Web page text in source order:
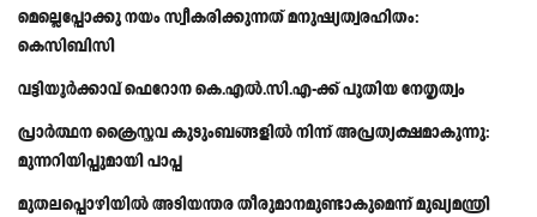
മെല്ലെപ്പോക്കു നയം സ്വീകരിക്കുന്നത് മനുഷ്യത്വരഹിതം:
കെസിബിസി
വട്ടിയൂർക്കാവ് ഫെറോന കെ.എൽ.സി.എ-ക്ക് പുതിയ നേതൃത്വം
പ്രാര്‍ത്ഥന ക്രൈസ്തവ കുടുംബങ്ങളില്‍ നിന്ന് അപ്രത്യക്ഷമാകുന്നു:
മുന്നറിയിപ്പുമായി പാപ്പ
മുതലപ്പൊഴിയിൽ അടിയന്തര തീരുമാനമുണ്ടാകുമെന്ന് മുഖ്യമന്ത്രി